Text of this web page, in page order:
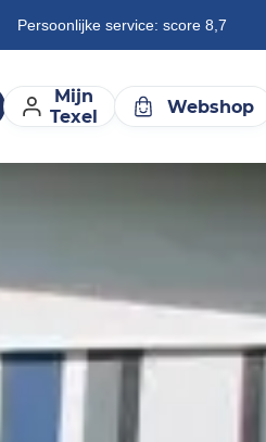
Persoonlijke service: score 8,7
Mijn
Texel
Webshop